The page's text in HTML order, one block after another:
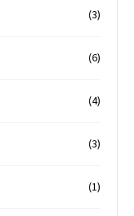
(3)
(6)
(4)
(3)
(1)